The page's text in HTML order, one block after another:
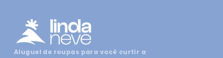
Aluguel de roupas para você curtir a